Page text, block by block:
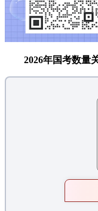
2026年国考数量